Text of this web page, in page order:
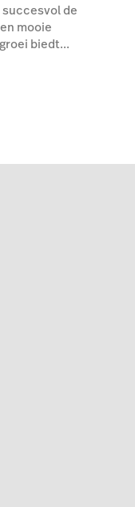
de
mooie
biedt...